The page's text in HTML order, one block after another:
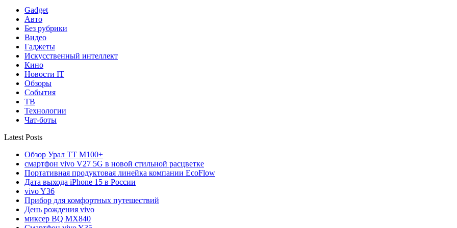
Gadget
Авто
Без рубрики
Видео
Гаджеты
Искусственный интеллект
Кино
Новости IT
Обзоры
События
ТВ
Технологии
Чат-боты
Latest Posts
Обзор Урал ТТ М100+
смартфон vivo V27 5G в новой стильной расцветке
Портативная продуктовая линейка компании EcoFlow
Дата выхода iPhone 15 в России
vivo Y36
Прибор для комфортных путешествий
День рождения vivo
миксер BQ MX840